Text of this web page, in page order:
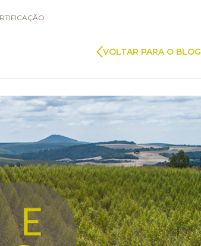
VOLTAR PARA O BLOG